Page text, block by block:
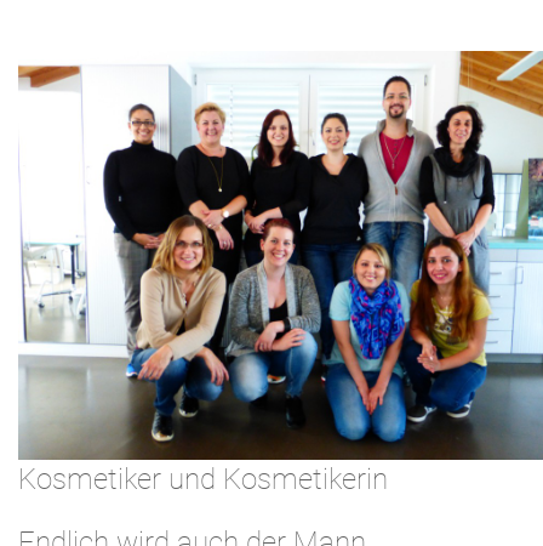
Kosmetiker und Kosmetikerin